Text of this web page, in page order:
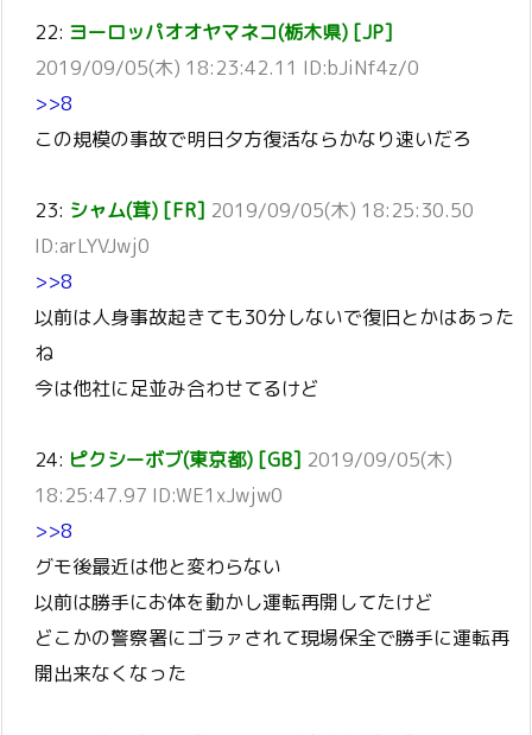
22: ヨーロッパオオヤマネコ(栃木県) [JP]
2019/09/05(木) 18:23:42.11 ID:bJiNf4z/0
>>8
この規模の事故で明日夕方復活ならかなり速いだろ
23: シャム(茸) [FR] 2019/09/05(木) 18:25:30.50
ID:arLYVJwj0
>>8
以前は人身事故起きても30分しないで復旧とかはあった
ね
今は他社に足並み合わせてるけど
24: ピクシーボブ(東京都) [GB] 2019/09/05(木)
18:25:47.97 ID:WE1xJwjw0
>>8
グモ後最近は他と変わらない
以前は勝手にお体を動かし運転再開してたけど
どこかの警察署にゴラァされて現場保全で勝手に運転再
開出来なくなった